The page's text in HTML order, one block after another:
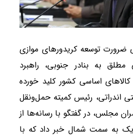
ضرورت توسعه کریدورهای موازی
به بنادر جنوبی، راهبرد
اساسی کشور کلید خورده
اندراتی، رئیس کمیته حمل‌ونقل
مجلس، در گفتگو با رسانه‌ها از
به سمت شمال خبر داد که با